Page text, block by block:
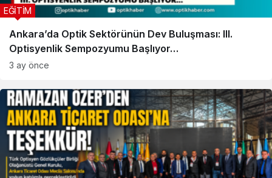
Ankara’da Optik Sektörünün Dev Buluşması: III.
Optisyenlik Sempozyumu Başlıyor…
EĞİTİM
3 ay önce